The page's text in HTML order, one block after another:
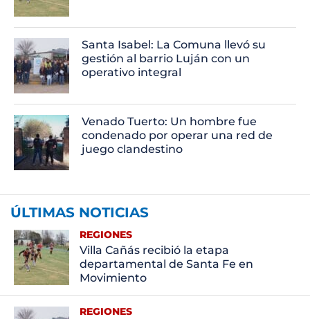
Santa Isabel: La Comuna llevó su
gestión al barrio Luján con un
operativo integral
Venado Tuerto: Un hombre fue
condenado por operar una red de
juego clandestino
ÚLTIMAS NOTICIAS
REGIONES
Villa Cañás recibió la etapa
departamental de Santa Fe en
Movimiento
REGIONES